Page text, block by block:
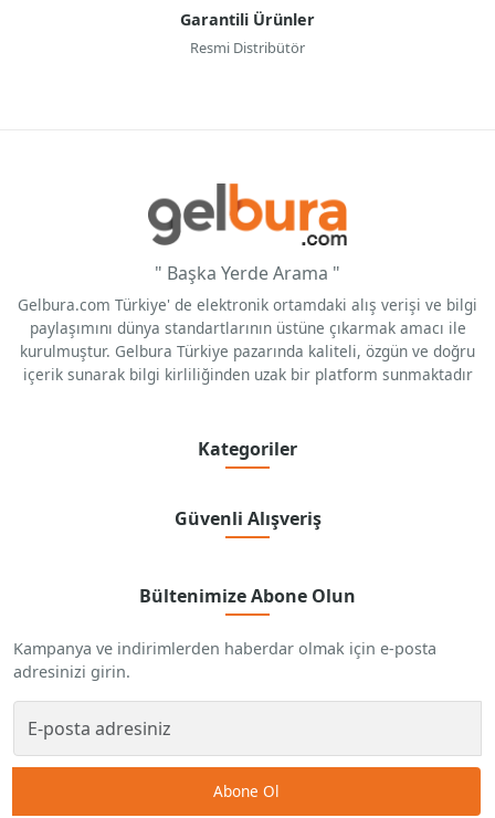
Garantili Ürünler
Resmi Distribütör
" Başka Yerde Arama "
Gelbura.com Türkiye' de elektronik ortamdaki alış verişi ve bilgi
paylaşımını dünya standartlarının üstüne çıkarmak amacı ile
kurulmuştur. Gelbura Türkiye pazarında kaliteli, özgün ve doğru
içerik sunarak bilgi kirliliğinden uzak bir platform sunmaktadır
Kategoriler
Güvenli Alışveriş
Bültenimize Abone Olun
Kampanya ve indirimlerden haberdar olmak için e-posta
adresinizi girin.
Abone Ol